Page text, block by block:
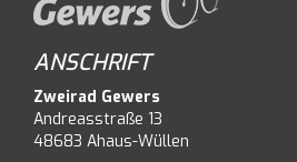
ANSCHRIFT
Zweirad Gewers
Andreasstraße 13
48683 Ahaus-Wüllen